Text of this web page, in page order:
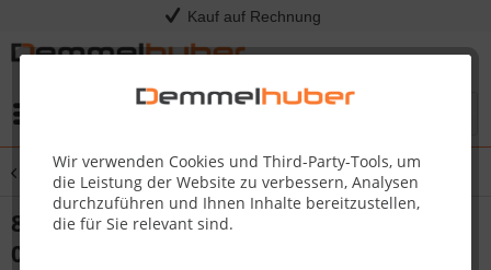
Kauf auf Rechnung
Wir verwenden Cookies und Third-Party-Tools, um
die Leistung der Website zu verbessern, Analysen
durchzuführen und Ihnen Inhalte bereitzustellen,
die für Sie relevant sind.
Übersicht Gasgrills PRESTIGE SERIES
8 X 1/2 SCREW-FLAT-PHILIPS LEX #N570-
0100